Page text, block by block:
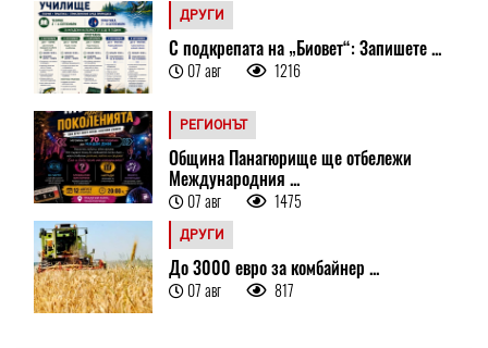
ДРУГИ
С подкрепата на „Биовет“: Запишете ...
07 авг 1216
РЕГИОНЪТ
Община Панагюрище ще отбележи
Международния ...
07 авг 1475
ДРУГИ
До 3000 евро за комбайнер ...
07 авг 817